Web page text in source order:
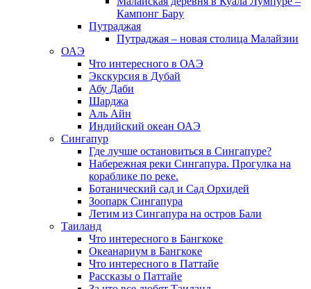
Кампонг Бару
Путраджая
Путраджая – новая столица Малайзии
ОАЭ
Что интересного в ОАЭ
Экскурсия в Дубай
Абу Даби
Шарджа
Аль Айн
Индийский океан ОАЭ
Сингапур
Где лучше остановиться в Сингапуре?
Набережная реки Сингапура. Прогулка на
кораблике по реке.
Ботанический сад и Сад Орхидей
Зоопарк Сингапура
Летим из Сингапура на остров Бали
Таиланд
Что интересного в Бангкоке
Океанариум в Бангкоке
Что интересного в Паттайе
Рассказы о Паттайе